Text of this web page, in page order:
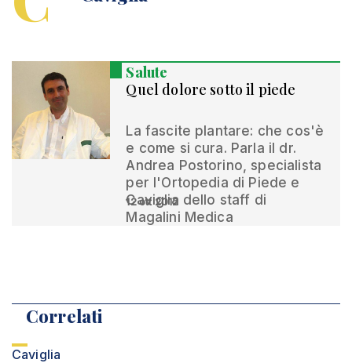
Salute
Quel dolore sotto il piede
La fascite plantare: che cos'è
e come si cura. Parla il dr.
Andrea Postorino, specialista
per l'Ortopedia di Piede e
Caviglia dello staff di
Magalini Medica
12 ott 2012
Correlati
Caviglia